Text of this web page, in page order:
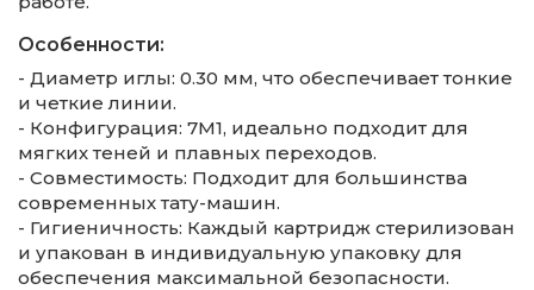
Особенности:
- Диаметр иглы: 0.30 мм, что обеспечивает тонкие
и четкие линии.
- Конфигурация: 7M1, идеально подходит для
мягких теней и плавных переходов.
- Совместимость: Подходит для большинства
современных тату-машин.
- Гигиеничность: Каждый картридж стерилизован
и упакован в индивидуальную упаковку для
обеспечения максимальной безопасности.